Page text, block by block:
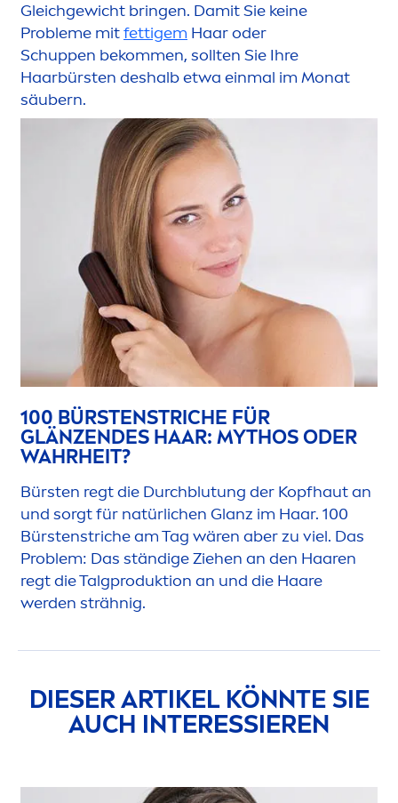
Gleichgewicht bringen. Damit Sie keine
Probleme mitfettigem Haar oder
Schuppen bekommen, sollten Sie Ihre
Haarbürsten deshalb etwa einmal im Monat
säubern.
100 BÜRSTENSTRICHE FÜR
GLÄNZENDES HAAR: MYTHOS ODER
WAHRHEIT?
Bürsten regt die Durchblutung der Kopfhaut an
und sorgt für natürlichen Glanz im Haar. 100
Bürstenstriche am Tag wären aber zu viel. Das
Problem: Das ständige Ziehen an den Haaren
regt die Talgproduktion an und die Haare
werden strähnig.
DIESER ARTIKEL KÖNNTE SIE
AUCH INTERESSIEREN